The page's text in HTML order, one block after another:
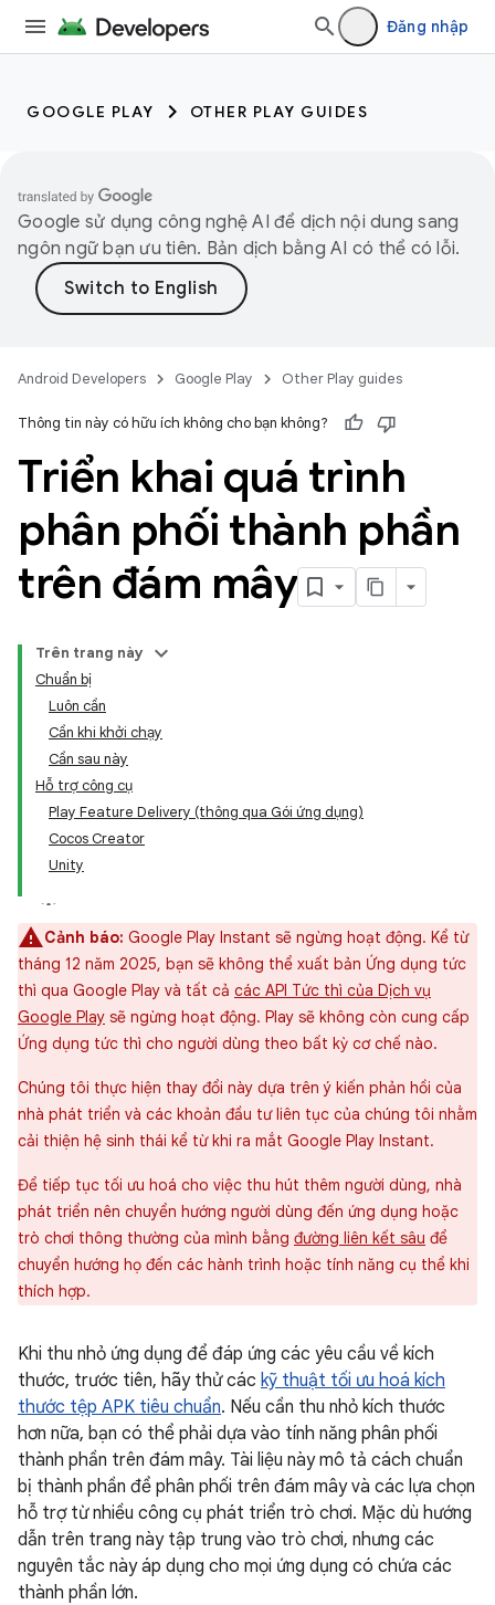
Đăng nhập
GOOGLE PLAY OTHER PLAY GUIDES
Google sử dụng công nghệ AI để dịch nội dung sang
ngôn ngữ bạn ưu tiên. Bản dịch bằng AI có thể có lỗi.
Android Developers Google Play Other Play guides
Thông tin này có hữu ích không cho bạn không?
Triển khai quá trình
phân phối thành phần
trên đám mây
Trên trang này
Chuẩn bị
Luôn cần
Cần khi khởi chạy
Cần sau này
Hỗ trợ công cụ
Play Feature Delivery (thông qua Gói ứng dụng)
Cocos Creator
Unity
Cảnh báo: Google Play Instant sẽ ngừng hoạt động. Kể từ
tháng 12 năm 2025, bạn sẽ không thể xuất bản Ứng dụng tức
thì qua Google Play và tất cả các API Tức thì của Dịch vụ
Google Play sẽ ngừng hoạt động. Play sẽ không còn cung cấp
Ứng dụng tức thì cho người dùng theo bất kỳ cơ chế nào.
Chúng tôi thực hiện thay đổi này dựa trên ý kiến phản hồi của
nhà phát triển và các khoản đầu tư liên tục của chúng tôi nhằm
cải thiện hệ sinh thái kể từ khi ra mắt Google Play Instant.
Để tiếp tục tối ưu hoá cho việc thu hút thêm người dùng, nhà
phát triển nên chuyển hướng người dùng đến ứng dụng hoặc
trò chơi thông thường của mình bằng đường liên kết sâu để
chuyển hướng họ đến các hành trình hoặc tính năng cụ thể khi
thích hợp.
Khi thu nhỏ ứng dụng để đáp ứng các yêu cầu về kích
thước, trước tiên, hãy thử các kỹ thuật tối ưu hoá kích
thước tệp APK tiêu chuẩn. Nếu cần thu nhỏ kích thước
hơn nữa, bạn có thể phải dựa vào tính năng phân phối
thành phần trên đám mây. Tài liệu này mô tả cách chuẩn
bị thành phần để phân phối trên đám mây và các lựa chọn
hỗ trợ từ nhiều công cụ phát triển trò chơi. Mặc dù hướng
dẫn trên trang này tập trung vào trò chơi, nhưng các
nguyên tắc này áp dụng cho mọi ứng dụng có chứa các
thành phần lớn.